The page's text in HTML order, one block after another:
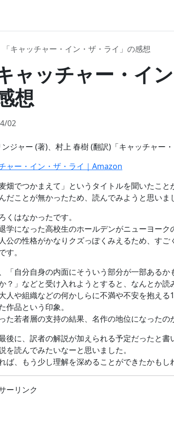
「キャッチャー・イン・ザ・ライ」の感想
ャッチャー・イ
想
02
ンジャー (著)、村上 春樹 (翻訳)「キャッチャー
ャー・イン・ザ・ライ｜Amazon
畑でつかまえて」というタイトルを聞いたこと
だことが無かったため、読んでみようと思いま
くはなかったです。
学になった高校生のホールデンがニューヨーク
公の性格がかなりクズっぽくみえるため、す
す。
「自分自身の内面にそういう部分が一部ある
？」などと受け入れようとすると、なんとか読
人や組織などの何かしらに不満や不安を抱え
作品という印象。
た若者層の支持の結果、名作の地位になったの
後に、訳者の解説が加えられる予定だったと書
を読んでみたいなーと思いました。
ば、もう少し理解を深めることができたかもし
ーリンク